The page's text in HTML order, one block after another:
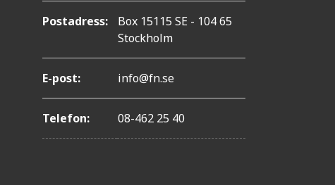
Postadress:
Box 15115 SE - 104 65
Stockholm
E-post: info@fn.se
Telefon: 08-462 25 40